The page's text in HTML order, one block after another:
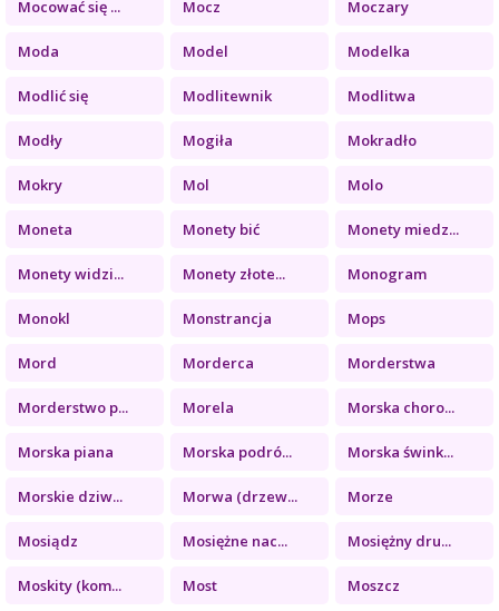
Mocować się ... Mocz Moczary
Moda Model Modelka
Modlić się Modlitewnik Modlitwa
Modły Mogiła Mokradło
Mokry Mol Molo
Moneta Monety bić Monety miedz...
Monety widzi... Monety złote... Monogram
Monokl Monstrancja Mops
Mord Morderca Morderstwa
Morderstwo p... Morela Morska choro...
Morska piana Morska podró... Morska śwink...
Morskie dziw... Morwa (drzew... Morze
Mosiądz Mosiężne nac... Mosiężny dru...
Moskity (kom... Most Moszcz